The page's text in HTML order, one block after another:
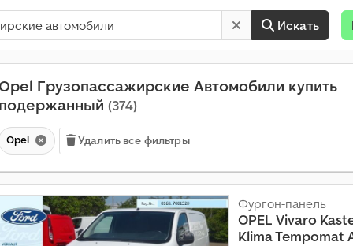
Искать
Opel Грузопассажирские Автомобили купить
подержанный (374)
Opel Удалить все фильтры
Фургон-панель
OPEL Vivaro
Klima Tempomat